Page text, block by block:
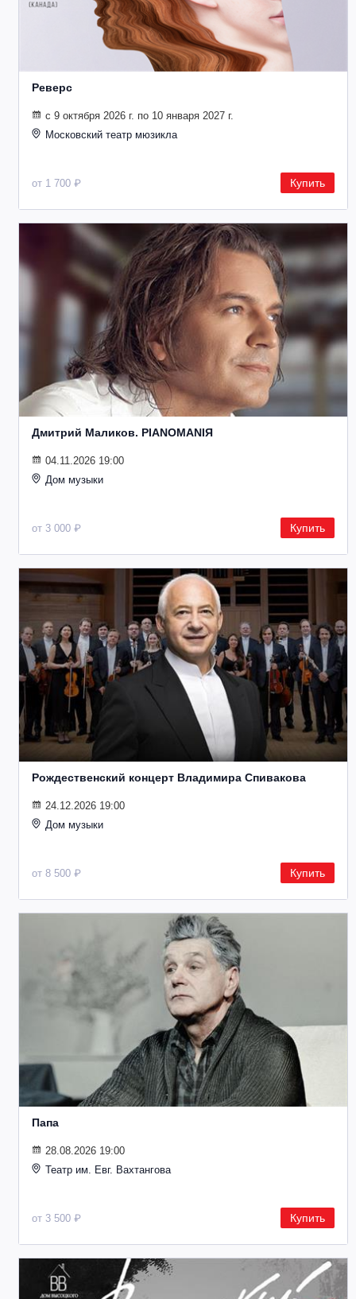
Реверс
с 9 октября 2026 г. по 10 января 2027 г.
Московский театр мюзикла
от 1 700 ₽ Купить
Дмитрий Маликов. PIANOMANIЯ
04.11.2026 19:00
Дом музыки
от 3 000 ₽ Купить
Рождественский концерт Владимира Спивакова
24.12.2026 19:00
Дом музыки
от 8 500 ₽ Купить
Папа
28.08.2026 19:00
Театр им. Евг. Вахтангова
от 3 500 ₽ Купить